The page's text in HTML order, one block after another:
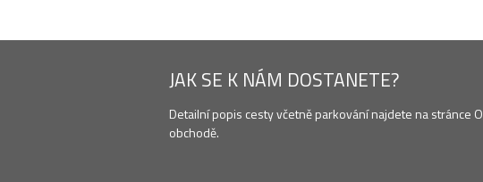
JAK SE K NÁM DOSTANETE?
Detailní popis cesty včetně parkování najdete na stránce O
obchodě.